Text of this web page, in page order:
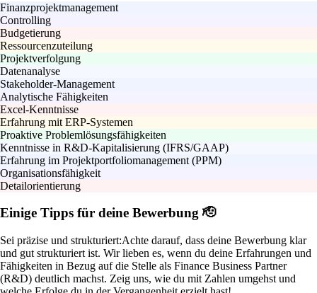
Finanzprojektmanagement
Controlling
Budgetierung
Ressourcenzuteilung
Projektverfolgung
Datenanalyse
Stakeholder-Management
Analytische Fähigkeiten
Excel-Kenntnisse
Erfahrung mit ERP-Systemen
Proaktive Problemlösungsfähigkeiten
Kenntnisse in R&D-Kapitalisierung (IFRS/GAAP)
Erfahrung im Projektportfoliomanagement (PPM)
Organisationsfähigkeit
Detailorientierung
Einige Tipps für deine Bewerbung 🫡
Sei präzise und strukturiert:Achte darauf, dass deine Bewerbung klar
und gut strukturiert ist. Wir lieben es, wenn du deine Erfahrungen und
Fähigkeiten in Bezug auf die Stelle als Finance Business Partner
(R&D) deutlich machst. Zeig uns, wie du mit Zahlen umgehst und